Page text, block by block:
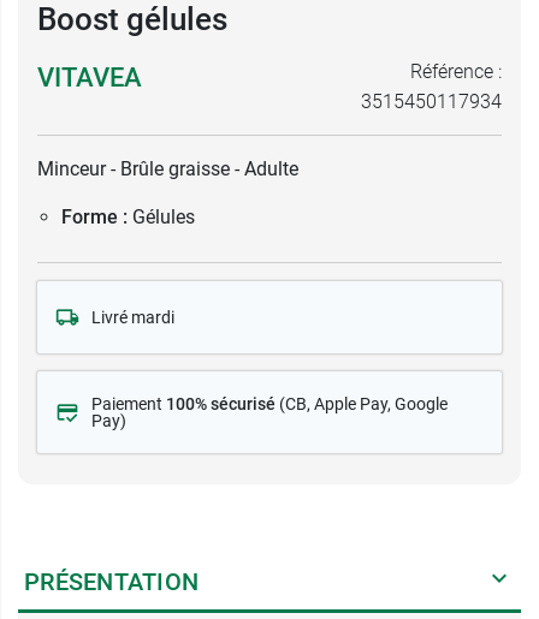
Boost gélules
VITAVEA
Référence :
3515450117934
Minceur - Brûle graisse - Adulte
Forme : Gélules
Livré mardi
Paiement 100% sécurisé (CB, Apple Pay, Google
Pay)
PRÉSENTATION